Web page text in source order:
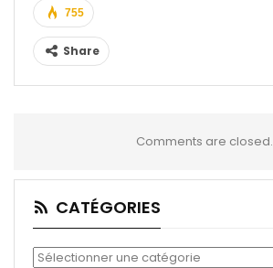
755
Share
Comments are closed.
CATÉGORIES
Catégories